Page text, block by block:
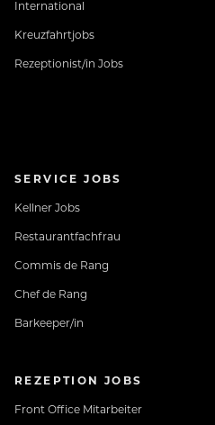
International
Kreuzfahrtjobs
Rezeptionist/in Jobs
SERVICE JOBS
Kellner Jobs
Restaurantfachfrau
Commis de Rang
Chef de Rang
Barkeeper/in
REZEPTION JOBS
Front Office Mitarbeiter